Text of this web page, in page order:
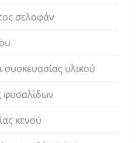
σελοφάν
υλικού
φυσαλίδων
κενού